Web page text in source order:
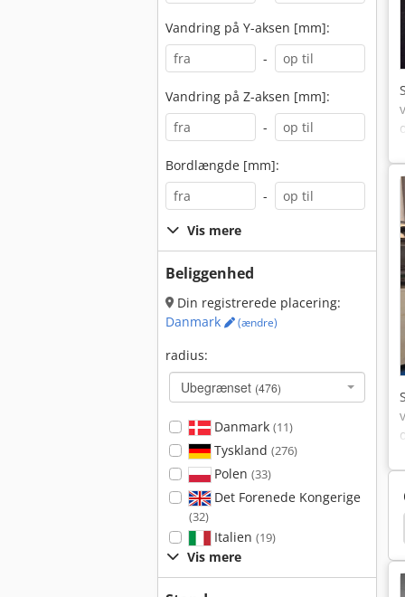
Vandring på Y-aksen [mm]:
-
Vandring på Z-aksen [mm]:
-
Bordlængde [mm]:
-
Vis mere
Beliggenhed
Din registrerede placering:
Danmark
(ændre)
radius:
Ubegrænset (476)
Danmark (11)
Tyskland (276)
Polen (33)
Det Forenede Kongerige
(32)
Italien (19)
Vis mere
Charmilles Roboform 4000